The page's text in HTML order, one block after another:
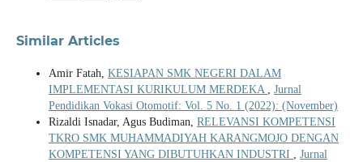
Similar Articles
Amir Fatah, KESIAPAN SMK NEGERI DALAM
IMPLEMENTASI KURIKULUM MERDEKA , Jurnal
Pendidikan Vokasi Otomotif: Vol. 5 No. 1 (2022): (November)
Rizaldi Isnadar, Agus Budiman, RELEVANSI KOMPETENSI
TKRO SMK MUHAMMADIYAH KARANGMOJO DENGAN
KOMPETENSI YANG DIBUTUHKAN INDUSTRI , Jurnal